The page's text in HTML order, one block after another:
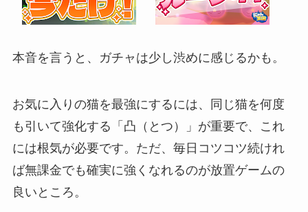
本音を言うと、ガチャは少し渋めに感じるかも。
お気に入りの猫を最強にするには、同じ猫を何度
も引いて強化する「凸（とつ）」が重要で、これ
には根気が必要です。ただ、毎日コツコツ続けれ
ば無課金でも確実に強くなれるのが放置ゲームの
良いところ。